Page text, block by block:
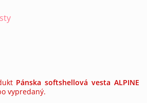
Pánska softshellová vesta ALPINE
vypredaný.